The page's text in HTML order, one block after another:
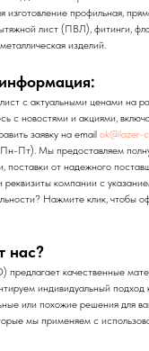
изготовление профильная,
лист (ПВЛ), фитинги,
изделий.
с актуальными ценами на
с новостями и акциями,
заявку на email ok@lazer-
Пт). Мы предоставляем
поставки от надежного
реквизиты компании с
Нажмите клик, чтобы
нас?
качественные
индивидуальный подход
или похожие решения для
мы применяем с